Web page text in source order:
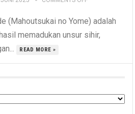
(Mahoutsukai no Yome) adalah
memadukan unsur sihir,
READ MORE »